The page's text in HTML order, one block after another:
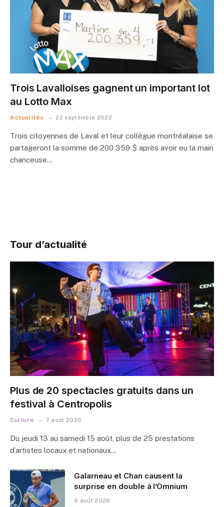
Trois Lavalloises gagnent un important lot
au Lotto Max
Actualités 22 septembre 2022
Trois citoyennes de Laval et leur collègue montréalaise se
partageront la somme de 200 359 $ après avoir eu la main
chanceuse…
Tour d’actualité
Plus de 20 spectacles gratuits dans un
festival à Centropolis
Culture 7 août 2026
Du jeudi 13 au samedi 15 août, plus de 25 prestations
d’artistes locaux et nationaux…
Galarneau et Chan causent la
surprise en double à l’Omnium
6 août 2026